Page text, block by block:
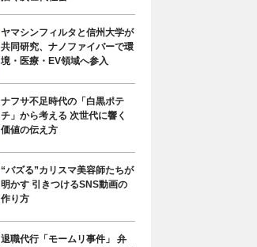
ヤマシンフィルタと信州大学が
共同研究、ナノファイバーで環
境・医療・EV領域へ参入
ナフサ不足時代の「白黒ポテ
チ」から考える 次世代に響く
価値の伝え方
“バズる”カリスマ美容師たちが
明かす 引きつけるSNS動画の
作り方
退職代行「モームリ事件」 弁